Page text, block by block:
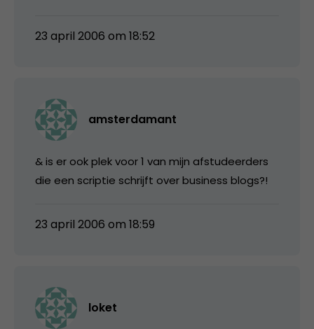
23 april 2006 om 18:52
amsterdamant
& is er ook plek voor 1 van mijn afstudeerders
die een scriptie schrijft over business blogs?!
23 april 2006 om 18:59
loket